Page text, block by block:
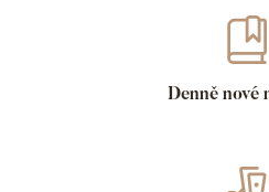
Denně nové